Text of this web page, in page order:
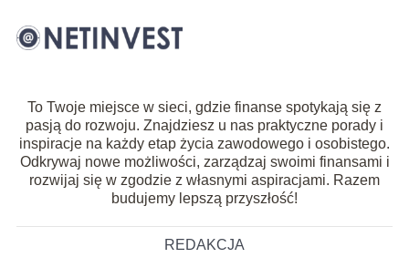
To Twoje miejsce w sieci, gdzie finanse spotykają się z
pasją do rozwoju. Znajdziesz u nas praktyczne porady i
inspiracje na każdy etap życia zawodowego i osobistego.
Odkrywaj nowe możliwości, zarządzaj swoimi finansami i
rozwijaj się w zgodzie z własnymi aspiracjami. Razem
budujemy lepszą przyszłość!
REDAKCJA